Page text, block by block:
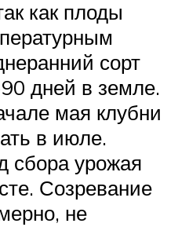
как плоды
сорт
дней в земле.
мая клубни
в июле.
сбора урожая
Созревание
не